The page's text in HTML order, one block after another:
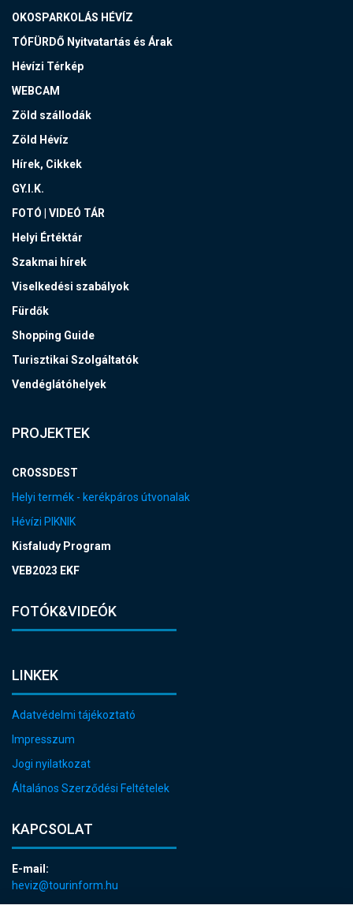
OKOSPARKOLÁS HÉVÍZ
TÓFÜRDŐ Nyitvatartás és Árak
Hévízi Térkép
WEBCAM
Zöld szállodák
Zöld Hévíz
Hírek, Cikkek
GY.I.K.
FOTÓ | VIDEÓ TÁR
Helyi Értéktár
Szakmai hírek
Viselkedési szabályok
Fürdők
Shopping Guide
Turisztikai Szolgáltatók
Vendéglátóhelyek
PROJEKTEK
CROSSDEST
Helyi termék - kerékpáros útvonalak
Hévízi PIKNIK
Kisfaludy Program
VEB2023 EKF
FOTÓK&VIDEÓK
LINKEK
Adatvédelmi tájékoztató
Impresszum
Jogi nyilatkozat
Általános Szerződési Feltételek
KAPCSOLAT
E-mail:
heviz@tourinform.hu